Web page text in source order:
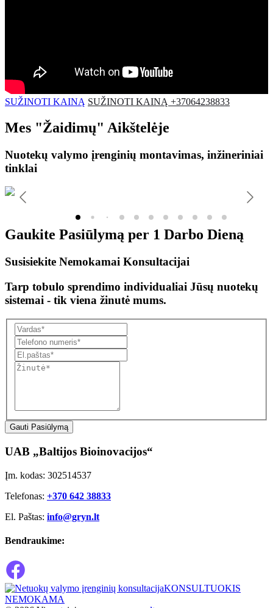
SUŽINOTI KAINĄ SUŽINOTI KAINĄ +37064238833
Mes "Žaidimų" Aikštelėje
Nuotekų valymo įrenginių montavimas, inžineriniai
tinklai
Gaukite Pasiūlymą per 1 Darbo Dieną
Susisiekite Nemokamai Konsultacijai
Tarp tobulo sprendimo individualiai Jūsų nuotekų
sistemai - tik viena žinutė mums.
Gauti Pasiūlymą
UAB „Baltijos Bioinovacijos“
Įm. kodas: 302514537
Telefonas: +370 642 38833
El. Paštas: info@gryn.lt
Bendraukime:
KONSULTUOKIS
NEMOKAMA